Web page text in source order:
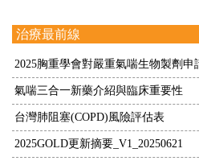
治療最前線
2025胸重學會對嚴重氣喘生物製劑申
氣喘三合一新藥介紹與臨床重要性
台灣肺阻塞(COPD)風險評估表
2025GOLD更新摘要_V1_20250621